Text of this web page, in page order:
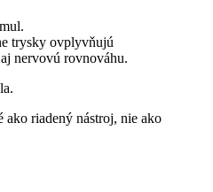
trysky ovplyvňujú
nervovú rovnováhu.
riadený nástroj, nie ako